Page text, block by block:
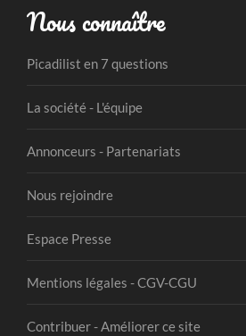
Nous connaître
Picadilist en 7 questions
La société - L'équipe
Annonceurs - Partenariats
Nous rejoindre
Espace Presse
Mentions légales - CGV-CGU
Contribuer - Améliorer ce site